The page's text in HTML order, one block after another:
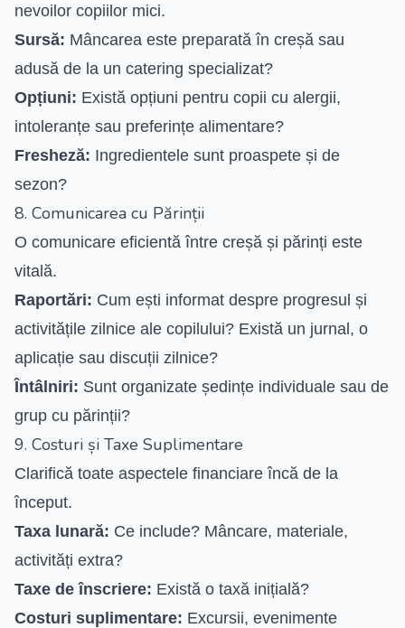
nevoilor copiilor mici.
Sursă: Mâncarea este preparată în creșă sau
adusă de la un catering specializat?
Opțiuni: Există opțiuni pentru copii cu alergii,
intoleranțe sau preferințe alimentare?
Fresheză: Ingredientele sunt proaspete și de
sezon?
8. Comunicarea cu Părinții
O comunicare eficientă între creșă și părinți este
vitală.
Raportări: Cum ești informat despre progresul și
activitățile zilnice ale copilului? Există un jurnal, o
aplicație sau discuții zilnice?
Întâlniri: Sunt organizate ședințe individuale sau de
grup cu părinții?
9. Costuri și Taxe Suplimentare
Clarifică toate aspectele financiare încă de la
început.
Taxa lunară: Ce include? Mâncare, materiale,
activități extra?
Taxe de înscriere: Există o taxă inițială?
Costuri suplimentare: Excursii, evenimente